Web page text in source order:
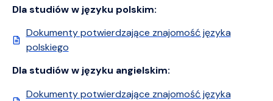
Dla studiów w języku polskim:
Dokumenty potwierdzające znajomość języka
polskiego
Dla studiów w języku angielskim:
Dokumenty potwierdzające znajomość języka